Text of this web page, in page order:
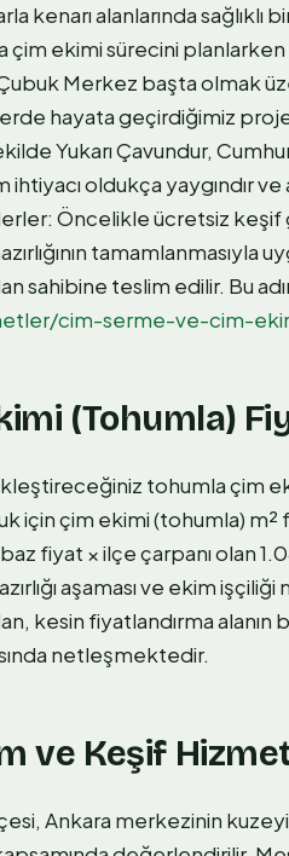
kenarı alanlarında sağlıklı
çim ekimi sürecini
Merkez başta olmak
hayata geçirdiğimiz
Yukarı Çavundur,
ihtiyacı oldukça yaygındır
Öncelikle ücretsiz keşif
sahibine teslim edilir. Bu
cim-serme-ve-cim-
(Tohumla)
tohumla çim
için çim ekimi (tohumla) m²
fiyat × ilçe çarpanı olan
aşaması ve ekim
kesin fiyatlandırma alanın
netleşmektedir.
ve Keşif
Ankara merkezinin